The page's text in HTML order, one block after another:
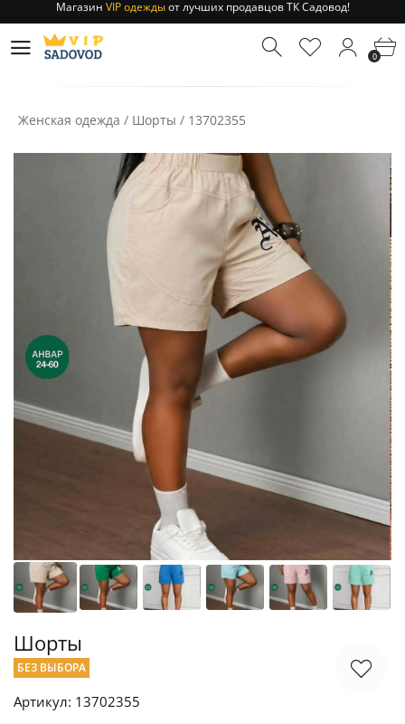
Отправление заказа 1-3 дняпо РФ и МСК!
Магазин
от лучших продавцов ТК Садовод!
Отправление заказа 1-3 дня по РФ и МСК! 0
Женская одежда / Шорты / 13702355
Шорты
БЕЗ ВЫБОРА
Артикул: 13702355